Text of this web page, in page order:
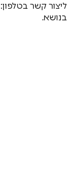
ליצור קשר בטלפון:
בנושא.